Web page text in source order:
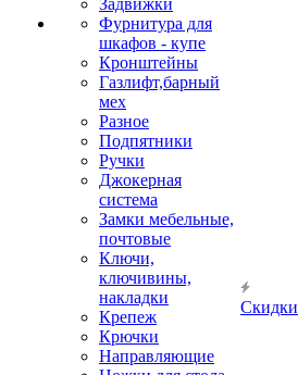
Задвижки
Фурнитура для
шкафов - купе
Кронштейны
Газлифт,барный
мех
Разное
Подпятники
Ручки
Джокерная
система
Замки мебельные,
почтовые
Ключи,
ключивины,
накладки
Крепеж
Крючки
Направляющие
Скидки